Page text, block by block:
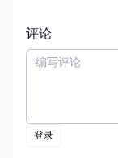
评论